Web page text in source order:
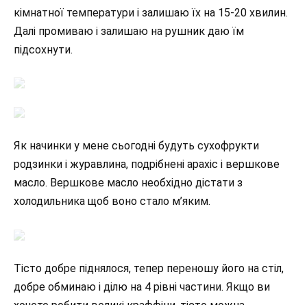
кімнатної температури і залишаю їх на 15-20 хвилин.
Далі промиваю і залишаю на рушник даю їм
підсохнути.
Як начинки у мене сьогодні будуть сухофрукти
родзинки і журавлина, подрібнені арахіс і вершкове
масло. Вершкове масло необхідно дістати з
холодильника щоб воно стало м’яким.
Тісто добре піднялося, тепер переношу його на стіл,
добре обминаю і ділю на 4 рівні частини. Якщо ви